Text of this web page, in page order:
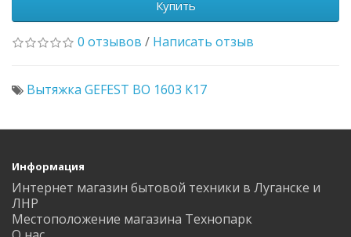
Купить
0 отзывов / Написать отзыв
Вытяжка GEFEST ВО 1603 К17
Информация
Интернет магазин бытовой техники в Луганске и
ЛНР
Местоположение магазина Технопарк